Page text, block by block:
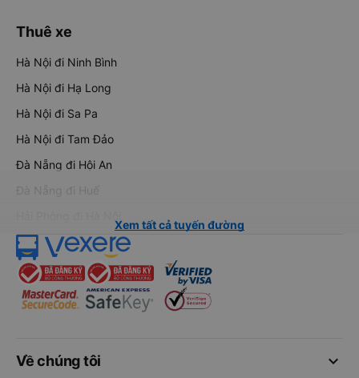
Thuê xe
Hà Nội đi Ninh Bình
Hà Nội đi Hạ Long
Hà Nội đi Sa Pa
Hà Nội đi Tam Đảo
Đà Nẵng đi Hội An
Đà Nẵng đi Huế
Xem tất cả tuyến đường
keyboard_arrow_down
Về chúng tôi